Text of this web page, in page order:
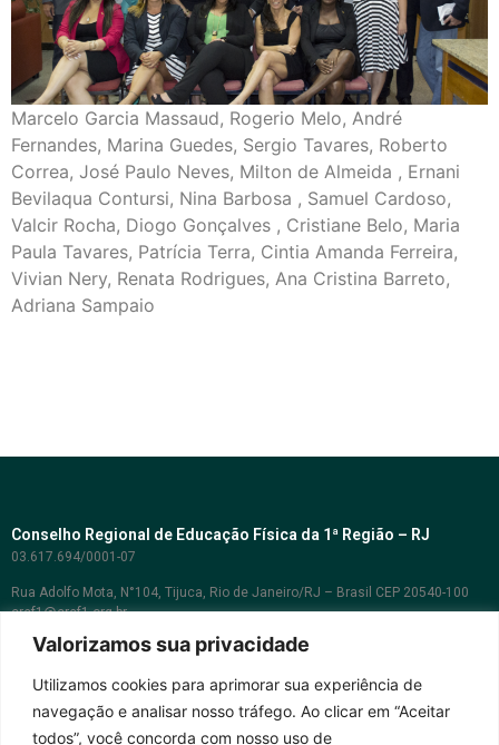
Valorizamos sua privacidade
Utilizamos cookies para aprimorar sua experiência de
navegação e analisar nosso tráfego. Ao clicar em “Aceitar
todos”, você concorda com nosso uso de
Marcelo Garcia Massaud, Rogerio Melo, André
Fernandes, Marina Guedes, Sergio Tavares, Roberto
Correa, José Paulo Neves, Milton de Almeida , Ernani
Bevilaqua Contursi, Nina Barbosa , Samuel Cardoso,
Valcir Rocha, Diogo Gonçalves , Cristiane Belo, Maria
Paula Tavares, Patrícia Terra, Cintia Amanda Ferreira,
Vivian Nery, Renata Rodrigues, Ana Cristina Barreto,
Adriana Sampaio
Conselho Regional de Educação Física da 1ª Região – RJ
03.617.694/0001-07
Rua Adolfo Mota, N°104, Tijuca, Rio de Janeiro/RJ – Brasil CEP 20540-100
cref1@cref1.org.br
Assessoria de comunicação:
Horários de atendimento: